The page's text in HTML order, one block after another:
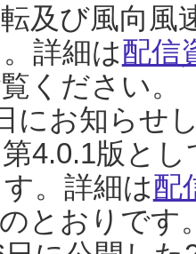
及び風向風
詳細は配信
ください。
にお知らせ
4.0.1版と
。詳細は配
のとおりです